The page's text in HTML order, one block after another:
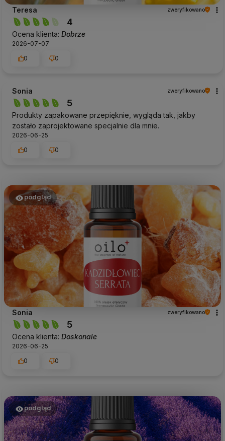
Teresa zweryfikowano
4
Ocena klienta: Dobrze
2026-07-07
0
0
Sonia zweryfikowano
5
Produkty zapakowane przepięknie, wygląda tak, jakby
zostało zaprojektowane specjalnie dla mnie.
2026-06-25
0
0
podgląd
Sonia zweryfikowano
5
Ocena klienta: Doskonale
2026-06-25
0
0
podgląd